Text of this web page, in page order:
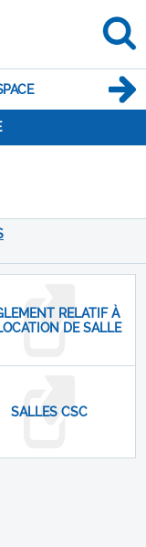
RELATIF À
DE SALLE
SALLES CSC